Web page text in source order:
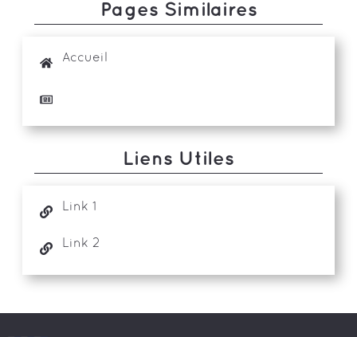
Pages Similaires
Accueil
Liens Utiles
Link 1
Link 2